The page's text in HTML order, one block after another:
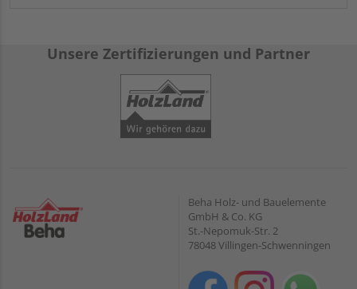
Unsere Zertifizierungen und Partner
Beha Holz- und Bauelemente
GmbH & Co. KG
St.-Nepomuk-Str. 2
78048 Villingen-Schwenningen